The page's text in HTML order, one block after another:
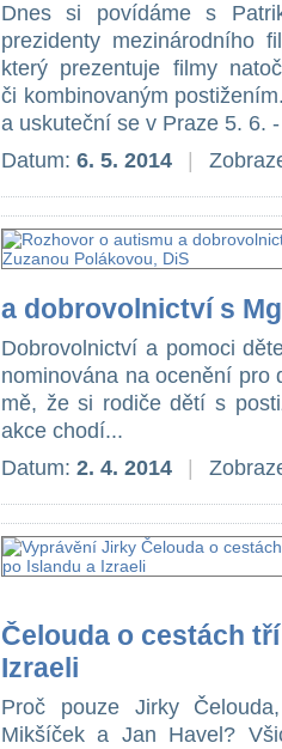
Dnes si povídáme s
prezidenty mezinárodního
který prezentuje filmy
či kombinovaným
a uskuteční se v Praze 5. 6.
Datum: 6. 5. 2014
a dobrovolnictví s
Dobrovolnictví a pomoci
nominována na ocenění
mě, že si rodiče dětí s
akce chodí...
Datum: 2. 4. 2014
Čelouda o cestách
Izraeli
Proč pouze Jirky
Mikšíček a Jan Havel?